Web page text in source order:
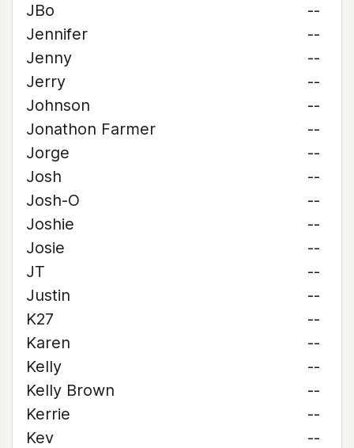
JBo
--
Jennifer
--
Jenny
--
Jerry
--
Johnson
--
Jonathon Farmer
--
Jorge
--
Josh
--
Josh-O
--
Joshie
--
Josie
--
JT
--
Justin
--
K27
--
Karen
--
Kelly
--
Kelly Brown
--
Kerrie
--
Kev
--